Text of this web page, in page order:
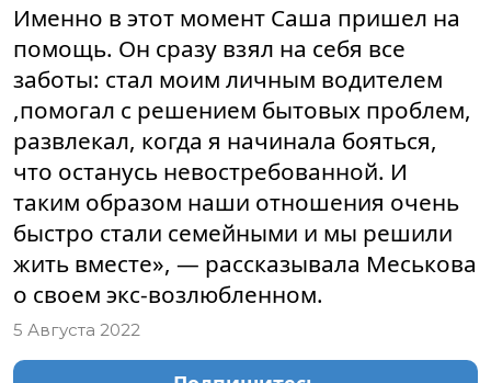
Именно в этот момент Саша пришел на
помощь. Он сразу взял на себя все
заботы: стал моим личным водителем
,помогал с решением бытовых проблем,
развлекал, когда я начинала бояться,
что останусь невостребованной. И
таким образом наши отношения очень
быстро стали семейными и мы решили
жить вместе», — рассказывала Меськова
о своем экс-возлюбленном.
5 Августа 2022